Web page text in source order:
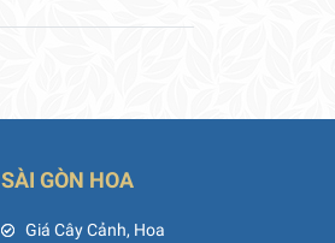
SÀI GÒN HOA
Giá Cây Cảnh, Hoa